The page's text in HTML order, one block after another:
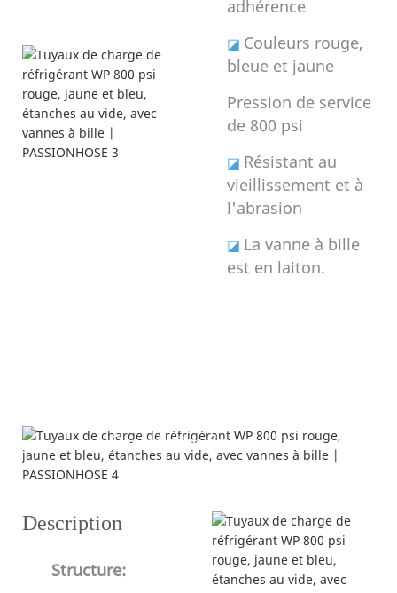
adhérence
◪ Couleurs rouge,
bleue et jaune
Pression de service
de 800 psi
◪ Résistant au
vieillissement et à
l'abrasion
◪ La vanne à bille
est en laiton.
Description du produit
---Structure et spécifications---
Description
Structure: